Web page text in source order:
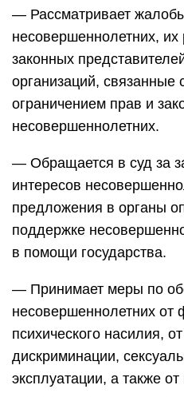
— Рассматривает
несовершеннолетних,
законных
организаций,
ограничением прав и
несовершеннолетних.
— Обращается в суд за
интересов
предложения в органы
поддержке
в помощи государства.
— Принимает меры по
несовершеннолетних от
психического насилия,
дискриминации,
эксплуатации, а также